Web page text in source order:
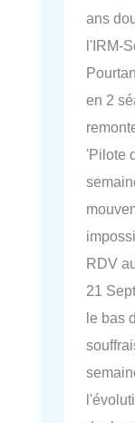
ans
l'IRM-
en 2
'Pilote
RDV
21
le bas